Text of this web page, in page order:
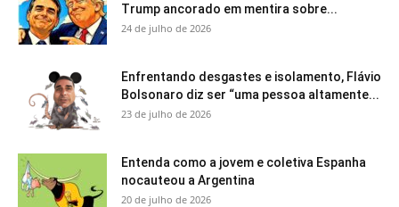
Trump ancorado em mentira sobre...
24 de julho de 2026
Enfrentando desgastes e isolamento, Flávio
Bolsonaro diz ser “uma pessoa altamente...
23 de julho de 2026
Entenda como a jovem e coletiva Espanha
nocauteou a Argentina
20 de julho de 2026